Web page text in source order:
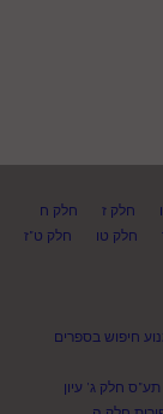
חלק ז
חלק ח
חלק טו
חלק ט"ז
חיפוש בספרים
תע"ס חלק ג' עיון